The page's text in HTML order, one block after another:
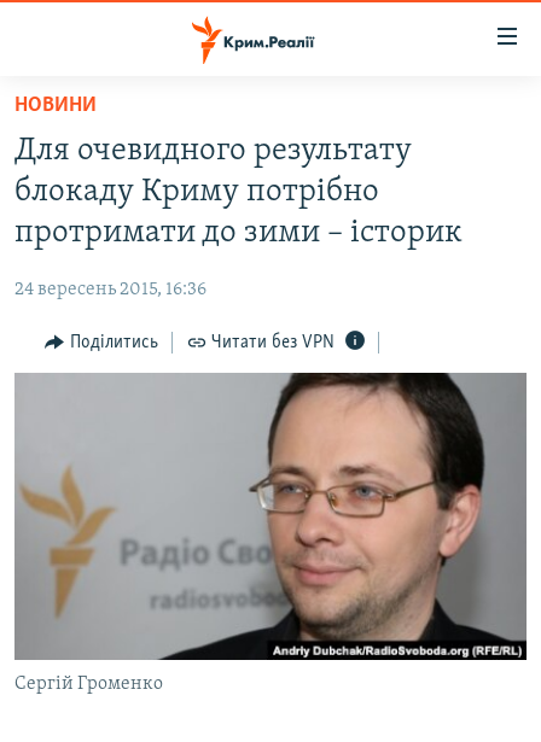
Перейти
основного
матеріалу
до
основної
навігації
Перейти
до
ВОДА.КРИМ
ВІДЕО ТА ФОТО
БЛОГИ
ПОГЛЯД
СПЕЦПРОЕКТИ
ДЕПОРТАЦІЯ
ВІДЕОУРОКИ «ELIFBE»
СВІДЧЕННЯ ОКУПАЦІЇ
УКРАЇНСЬКА ПРОБЛЕМА КРИМУ
ІНФОГРАФІКА
ЯК ОБІЙТИ БЛОКУВАННЯ
Русский
Qırımtatar
ДОЛУЧАЙСЯ!
НОВИНИ
Для очевидного результату
блокаду Криму потрібно
протримати до зими – історик
24 вересень 2015, 16:36
Поділитись Читати без VPN
Сергій Громенко